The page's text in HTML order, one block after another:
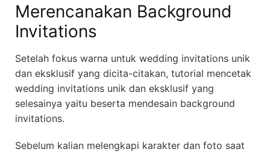
Merencanakan Background
Invitations
Setelah fokus warna untuk wedding invitations unik
dan eksklusif yang dicita-citakan, tutorial mencetak
wedding invitations unik dan eksklusif yang
selesainya yaitu beserta mendesain background
invitations.
Sebelum kalian melengkapi karakter dan foto saat